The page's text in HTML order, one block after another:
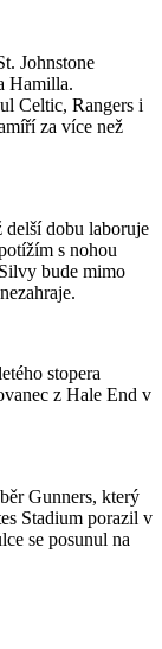
Johnstone
Hamilla.
Celtic, Rangers i
za více než
delší dobu laboruje
s nohou
bude mimo
stopera
z Hale End v
Gunners, který
Stadium porazil v
se posunul na